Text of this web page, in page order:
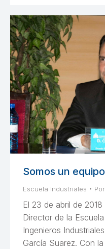
Somos un
Escuela Industriales Por
El 23 de abril de
Director de la
Ingenieros
García Suarez. Con